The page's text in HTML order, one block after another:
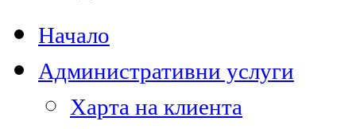
Начало
Административни услуги
Харта на клиента